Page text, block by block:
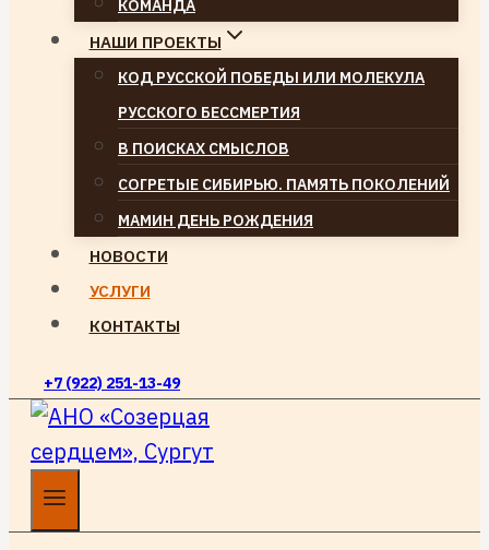
КОМАНДА
НАШИ ПРОЕКТЫ
КОД РУССКОЙ ПОБЕДЫ ИЛИ МОЛЕКУЛА
РУССКОГО БЕССМЕРТИЯ
В ПОИСКАХ СМЫСЛОВ
СОГРЕТЫЕ СИБИРЬЮ. ПАМЯТЬ ПОКОЛЕНИЙ
МАМИН ДЕНЬ РОЖДЕНИЯ
НОВОСТИ
УСЛУГИ
КОНТАКТЫ
+7 (922) 251-13-49